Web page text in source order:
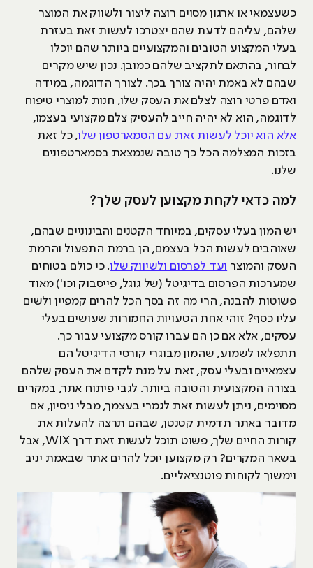
כשעצמאי או ארגון מסוים רוצה ליצור ולשווק את המוצר
שלהם, עליהם לדעת שהם יצטרכו לעשות זאת בעזרת
בעלי המקצוע הטובים והמקצועיים ביותר שהם יוכלו
לבחור, בהתאם לתקציב שלהם כמובן. נכון שיש מקרים
שבהם לא באמת יהיה צורך בכך. לצורך הדוגמה, במידה
ואדם פרטי רוצה לצלם את העסק שלו, חנות למוצרי טיפוח
לדוגמה, הוא לא יהיה חייב להעסיק צלם מקצועי בעצמו,
אלא הוא יוכל לעשות זאת עם הסמארטפון שלו, כל זאת
בזכות המצלמה הכל כך טובה שנמצאת בסמארטפונים
שלנו.
למה כדאי לקחת מקצוען לעסק שלך?
יש המון בעלי עסקים, במיוחד הקטנים והבינוניים שבהם,
שאוהבים לעשות הכל בעצמם, הן ברמת התפעול והרמת
העסק והמוצר ועד לפרסום ולשיווק שלו. כי כולם בטוחים
שמערכות הפרסום בדיגיטל (של גוגל, פייסבוק וכו') מאוד
פשוטות להבנה, הרי מה זה בסך הכל להרים קמפיין ולשים
עליו כסף? זוהי אחת הטעויות החמורות שעושים בעלי
עסקים, אלא אם כן הם עברו קורס מקצועי עבור כך.
תתפלאו לשמוע, שהמון מבוגרי קורסי הדיגיטל הם
עצמאיים ובעלי עסק, זאת על מנת לקדם את העסק שלהם
בצורה המקצועית והטובה ביותר. לגבי פיתוח אתר, במקרים
מסוימים, ניתן לעשות זאת לגמרי בעצמך, מבלי ניסיון, אם
מדובר באתר תדמית קטנטן, שבהם תרצה להעלות את
קורות החיים שלך, פשוט תוכל לעשות זאת דרך WIX, אבל
בשאר המקרים? רק מקצוען יוכל להרים אתר שבאמת יניב
וימשוך לקוחות פוטנציאליים.